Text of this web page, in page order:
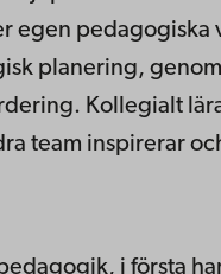
egen pedagogiska
planering,
Kollegialt
team inspirerar
i första